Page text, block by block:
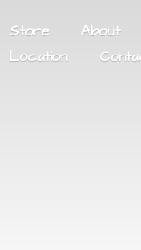
Store
About
Location